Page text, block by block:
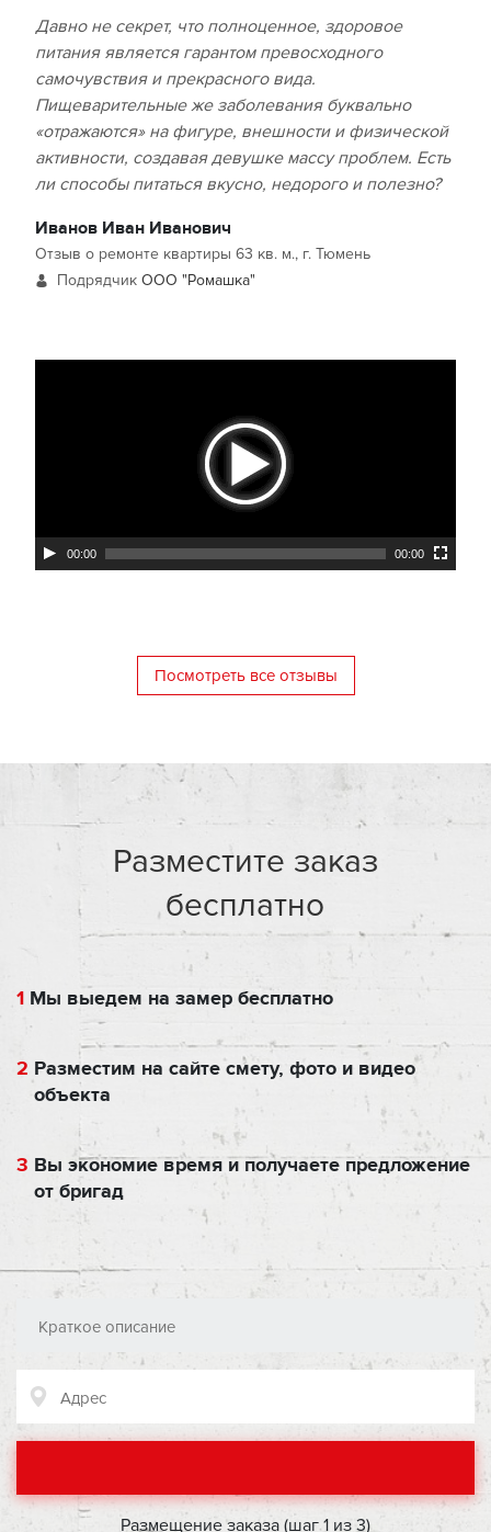
Давно не секрет, что полноценное, здоровое
питания является гарантом превосходного
самочувствия и прекрасного вида.
Пищеварительные же заболевания буквально
«отражаются» на фигуре, внешности и физической
активности, создавая девушке массу проблем. Есть
ли способы питаться вкусно, недорого и полезно?
Иванов Иван Иванович
Отзыв о ремонте квартиры 63 кв. м., г. Тюмень
Подрядчик ООО "Ромашка"
00:00 00:00
Посмотреть все отзывы
Разместите заказ
бесплатно
1 Мы выедем на замер бесплатно
2 Разместим на сайте смету, фото и видео
объекта
3 Вы экономие время и получаете предложение
от бригад
Размещение заказа (шаг1 из 3)